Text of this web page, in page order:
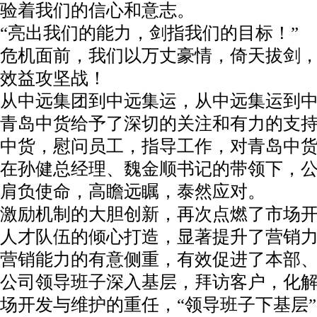
验着我们的信心和意志。
“亮出我们的能力，剑指我们的目标！”
危机面前，我们以万丈豪情，倚天拔剑
效益攻坚战！
从中远集团到中远集运，从中远集运到
青岛中货给予了深切的关注和有力的支
中货，慰问员工，指导工作，对青岛中
在孙健总经理、魏金顺书记的带领下，
肩负使命，高瞻远瞩，泰然应对。
激励机制的大胆创新，再次点燃了市场
人才队伍的倾心打造，显著提升了营销
营销能力的有意侧重，有效促进了本部
公司领导班子深入基层，拜访客户，化
场开发与维护的重任，“领导班子下基层